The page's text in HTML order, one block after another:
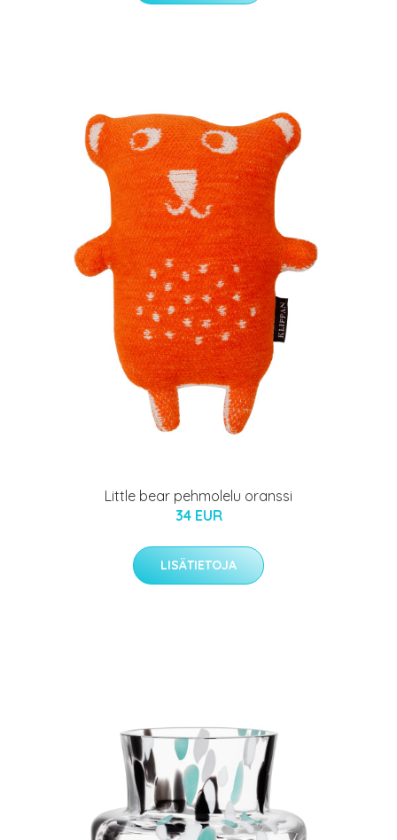
Little bear pehmolelu oranssi
34 EUR
LISÄTIETOJA